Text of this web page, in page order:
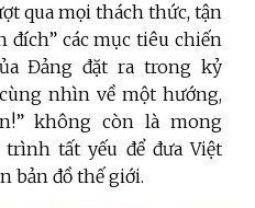
qua mọi thách thức, tận
đích” các mục tiêu chiến
Đảng đặt ra trong kỷ
nhìn về một hướng,
không còn là mong
tất yếu để đưa Việt
bản đồ thế giới.